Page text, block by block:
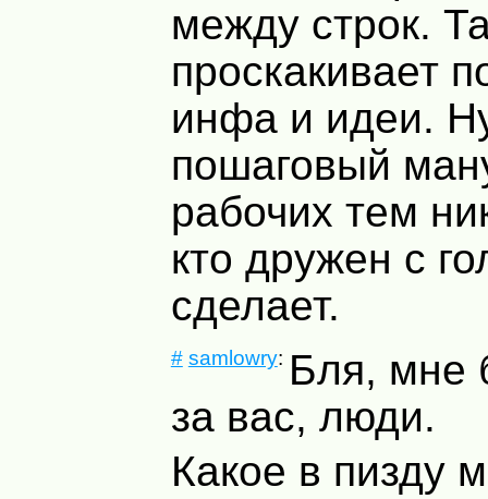
между строк.
проскакивает
инфа и идеи.
пошаговый
рабочих тем
кто дружен с
сделает.
# samlowry: Бля, мне
за вас, люди.
Какое в пизду